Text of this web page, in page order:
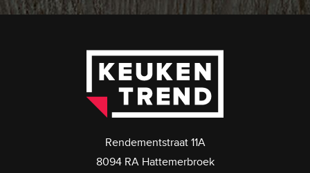
Rendementstraat 11A
8094 RA Hattemerbroek